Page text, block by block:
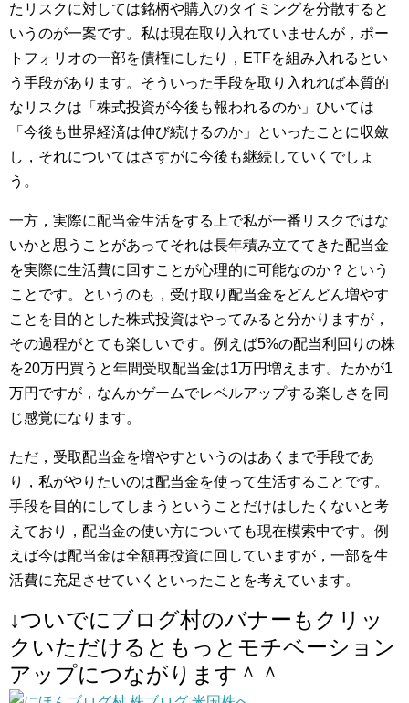
たリスクに対しては銘柄や購入のタイミングを分散すると
いうのが一案です。私は現在取り入れていませんが，ポー
トフォリオの一部を債権にしたり，ETFを組み入れるとい
う手段があります。そういった手段を取り入れれば本質的
なリスクは「株式投資が今後も報われるのか」ひいては
「今後も世界経済は伸び続けるのか」といったことに収斂
し，それについてはさすがに今後も継続していくでしょ
う。
一方，実際に配当金生活をする上で私が一番リスクではな
いかと思うことがあってそれは長年積み立ててきた配当金
を実際に生活費に回すことが心理的に可能なのか？という
ことです。というのも，受け取り配当金をどんどん増やす
ことを目的とした株式投資はやってみると分かりますが，
その過程がとても楽しいです。例えば5%の配当利回りの株
を20万円買うと年間受取配当金は1万円増えます。たかが1
万円ですが，なんかゲームでレベルアップする楽しさを同
じ感覚になります。
ただ，受取配当金を増やすというのはあくまで手段であ
り，私がやりたいのは配当金を使って生活することです。
手段を目的にしてしまうということだけはしたくないと考
えており，配当金の使い方についても現在模索中です。例
えば今は配当金は全額再投資に回していますが，一部を生
活費に充足させていくといったことを考えています。
↓ついでにブログ村のバナーもクリッ
クいただけるともっとモチベーション
アップにつながります＾＾